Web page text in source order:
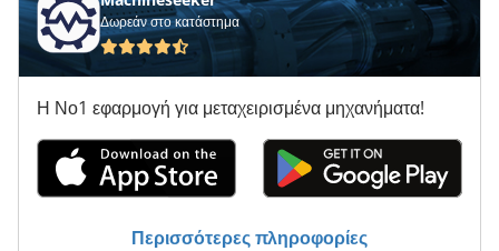
Δωρεάν στο κατάστημα
Η Νο1 εφαρμογή για μεταχειρισμένα μηχανήματα!
Περισσότερες πληροφορίες